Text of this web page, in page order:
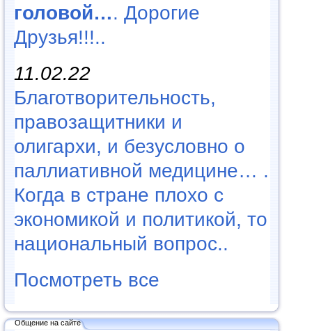
головой…. Дорогие
Друзья!!!..
11.02.22
Благотворительность,
правозащитники и
олигархи, и безусловно о
паллиативной медицине… .
Когда в стране плохо с
экономикой и политикой, то
национальный вопрос..
Посмотреть все
Общение на сайте